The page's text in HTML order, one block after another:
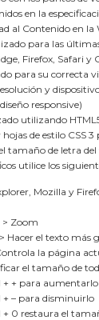
en la
al Contenido en la
para las
Firefox, Safari y
para su correcta
y
responsive)
utilizando
de estilo CSS 3
tamaño de letra
utilice los
Mozilla y
> Zoom
Hacer el texto más
la página
el tamaño de
+ + para aumentarlo
+ – para disminuirlo
+ 0 restaura el